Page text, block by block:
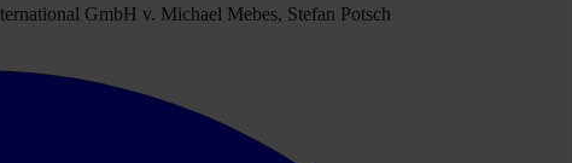
GmbH v. Michael Mebes, Stefan Potsch